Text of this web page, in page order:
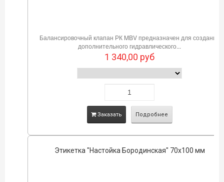
Балансировочный клапан РК MBV предназначен для создания
дополнительного гидравлического...
1 340,00 руб
Заказать Подробнее
Этикетка "Настойка Бородинская" 70х100 мм